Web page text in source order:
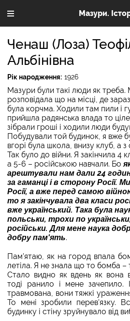
Мазури.
Ченаш (Лоза)
Альбінівна
Рік народження: 1926
Мазури були такі люди як
розповідала що на місці, де
була корчма. Ходили там пили і
прийшла радянська влада то
зібрали гроші і ходили люди
Побудували той будинок, я вже
вгорі була школа, внизу клуб, а
Так було до війни. Я закінчила 4
а 5-6 – російською навчали. Бо
арештували нам дали 24
за гаманці і в сторону Росії.
Росії, а вже перед самою
то я закінчувала два класи
вже український. Така була
польськи, трохи по
російськи. Для мене наука
добру пам'ять.
Пам'ятаю, як на город впала
летіла. Я не знала що то бомба –
Стало видно як вдень як вона
тоді ранило і мене зачепило.
травмована, вони тяжкі
То мені зробили перев'язку.
будинку і стіну зруйнувало від